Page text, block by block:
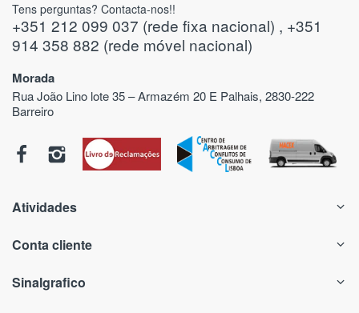
Tens perguntas? Contacta-nos!!
+351 212 099 037 (rede fixa nacional) , +351
914 358 882 (rede móvel nacional)
Morada
Rua João Lino lote 35 – Armazém 20 E Palhais, 2830-222
Barreiro
Atividades
Conta cliente
Sinalgrafico